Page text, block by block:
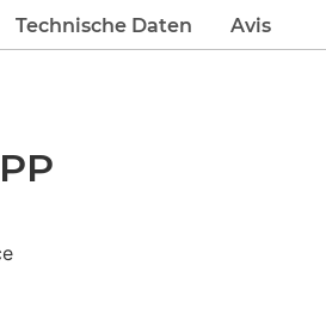
Technische Daten Avis